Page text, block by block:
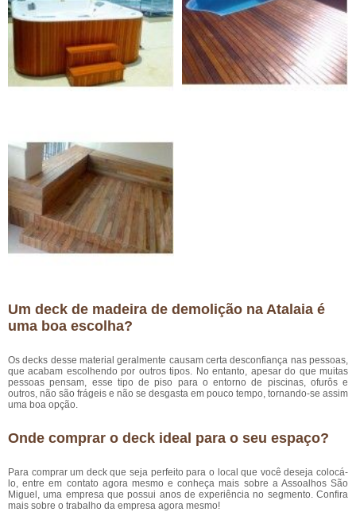
Um deck de madeira de demolição na Atalaia é
uma boa escolha?
Os decks desse material geralmente causam certa desconfiança nas pessoas,
que acabam escolhendo por outros tipos. No entanto, apesar do que muitas
pessoas pensam, esse tipo de piso para o entorno de piscinas, ofurôs e
outros, não são frágeis e não se desgasta em pouco tempo, tornando-se assim
uma boa opção.
Onde comprar o deck ideal para o seu espaço?
Para comprar um deck que seja perfeito para o local que você deseja colocá-
lo, entre em contato agora mesmo e conheça mais sobre a Assoalhos São
Miguel, uma empresa que possui anos de experiência no segmento. Confira
mais sobre o trabalho da empresa agora mesmo!